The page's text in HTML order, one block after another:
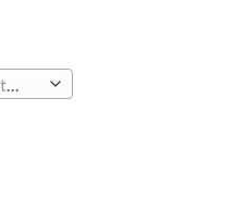
Sélectionner une catégorie